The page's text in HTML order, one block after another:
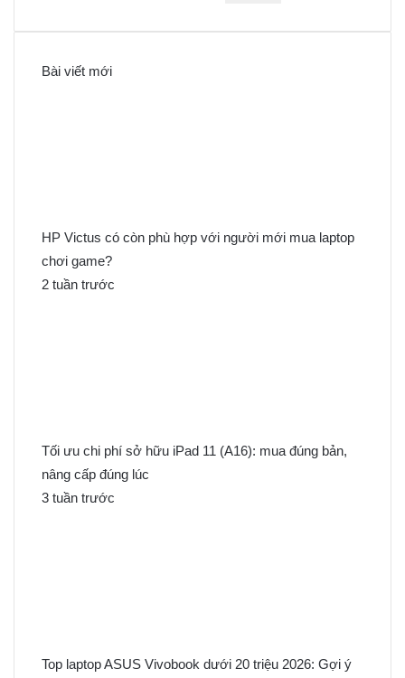
Bài viết mới
HP Victus có còn phù hợp với người mới mua laptop
chơi game?
2 tuần trước
Tối ưu chi phí sở hữu iPad 11 (A16): mua đúng bản,
nâng cấp đúng lúc
3 tuần trước
Top laptop ASUS Vivobook dưới 20 triệu 2026: Gợi ý